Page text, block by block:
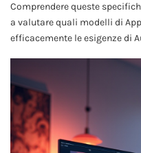
Comprendere queste
a valutare quali modelli di
efficacemente le esigenze di